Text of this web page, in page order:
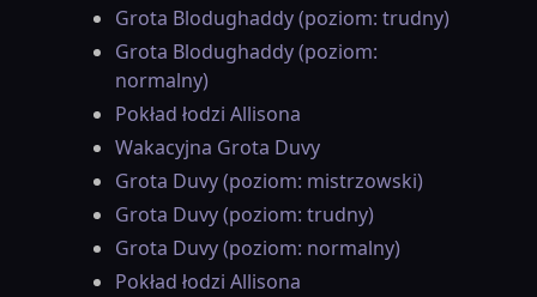
Grota Blodughaddy (poziom: trudny)
Grota Blodughaddy (poziom:
normalny)
Pokład łodzi Allisona
Wakacyjna Grota Duvy
Grota Duvy (poziom: mistrzowski)
Grota Duvy (poziom: trudny)
Grota Duvy (poziom: normalny)
Pokład łodzi Allisona